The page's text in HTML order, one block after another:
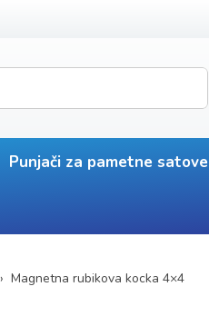
Punjači za pametne satove
› Magnetna rubikova kocka 4×4